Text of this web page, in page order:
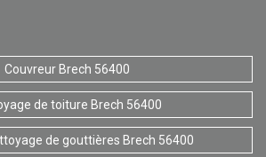
Couvreur Brech 56400
de toiture Brech 56400
de gouttières Brech 56400